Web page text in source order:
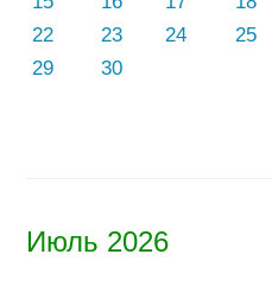
22
23 24 25
29
30
Июль 2026